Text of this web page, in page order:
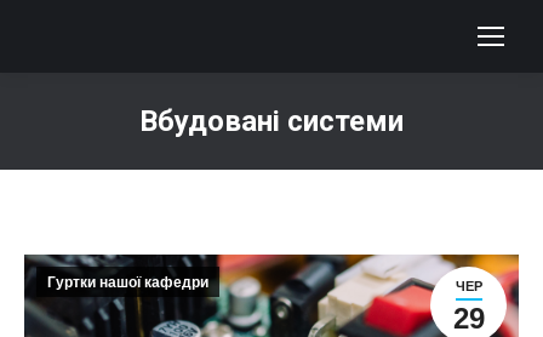
Вбудовані системи
ЧЕР
29
Гуртки нашої кафедри